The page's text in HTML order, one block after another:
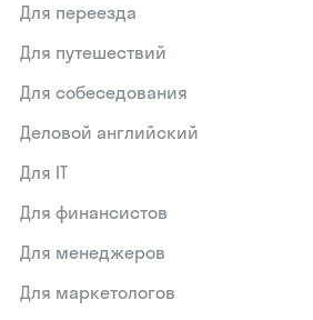
Для переезда
Для путешествий
Для собеседования
Деловой английский
Для IT
Для финансистов
Для менеджеров
Для маркетологов